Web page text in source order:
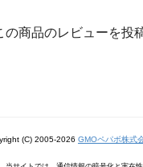
の商品のレビューを投
(C) 2005-2026 GMOペパボ株式